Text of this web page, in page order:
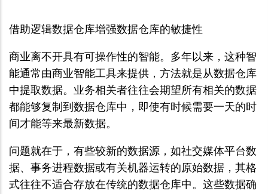
借助逻辑数据仓库增强数据仓库的敏捷性
商业离不开具有可操作性的智能。多年以来，这种智
能通常由商业智能工具来提供，方法就是从数据仓库
中提取数据。业务相关者往往会期望所有相关的数据
都能够复制到数据仓库中，即使有时候需要一天的时
间才能等来最新数据。
问题就在于，有些较新的数据源，如社交媒体平台数
据、事务进程数据或有关机器运转的原始数据，其格
式往往不适合存放在传统的数据仓库中。这些数据确